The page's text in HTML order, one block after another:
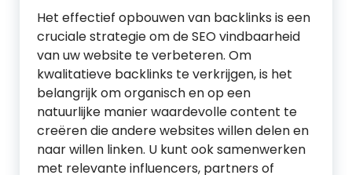
Het effectief opbouwen van backlinks is een
cruciale strategie om de SEO vindbaarheid
van uw website te verbeteren. Om
kwalitatieve backlinks te verkrijgen, is het
belangrijk om organisch en op een
natuurlijke manier waardevolle content te
creëren die andere websites willen delen en
naar willen linken. U kunt ook samenwerken
met relevante influencers, partners of